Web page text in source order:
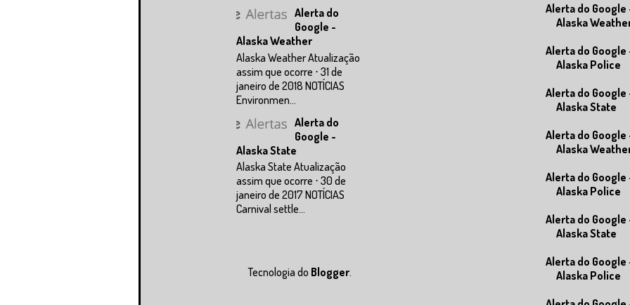
Alerta do
Google -
Alaska Weather
Alaska Weather Atualização
assim que ocorre ⋅ 31 de
janeiro de 2018 NOTÍCIAS
Environmen...
Alerta do
Google -
Alaska State
Alaska State Atualização
assim que ocorre ⋅ 30 de
janeiro de 2017 NOTÍCIAS
Carnival settle...
Alerta do Google
Alaska
Alerta do Google
Alaska Police
Alerta do Google
Alaska State
Alerta do Google
Alaska
Alerta do Google
Alaska Police
Alerta do Google
Alaska State
Alerta do Google
Alaska Police
Tecnologia do Blogger.